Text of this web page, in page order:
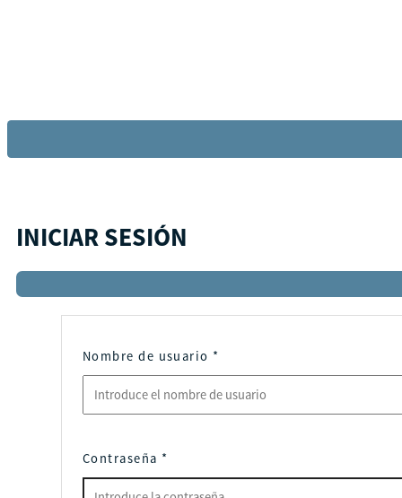
INICIAR SESIÓN
Nombre de usuario *
Contraseña *